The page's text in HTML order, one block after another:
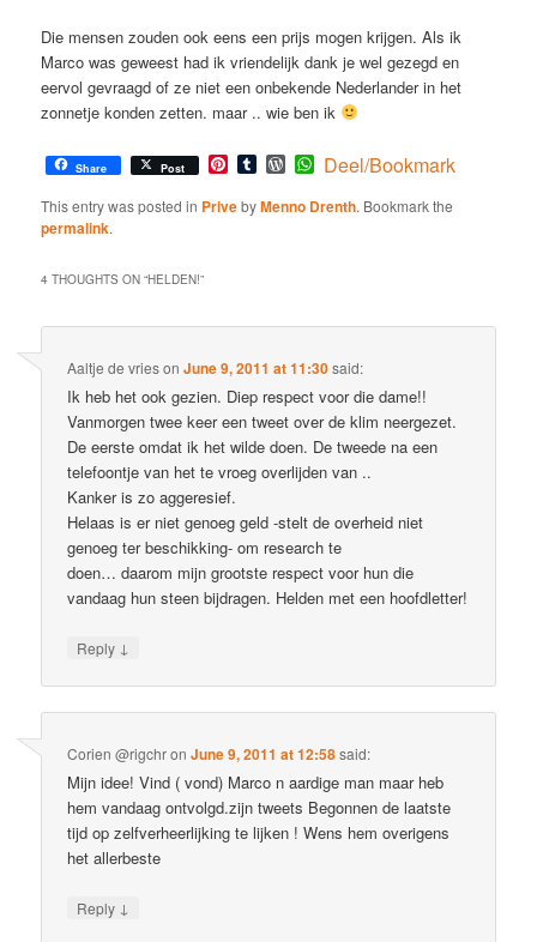
Die mensen zouden ook eens een prijs mogen krijgen. Als ik
Marco was geweest had ik vriendelijk dank je wel gezegd en
eervol gevraagd of ze niet een onbekende Nederlander in het
zonnetje konden zetten. maar .. wie ben ik
Share Post Pinterest
TumblrWordPress
WhatsApp
Deel/Bookmark
This entry was posted in PrivebyMenno Drenth. Bookmark the
permalink.
4 THOUGHTS ON “HELDEN!”
Aaltje de vriesonJune 9, 2011 at 11:30said:
Ik heb het ook gezien. Diep respect voor die dame!!
Vanmorgen twee keer een tweet over de klim neergezet.
De eerste omdat ik het wilde doen. De tweede na een
telefoontje van het te vroeg overlijden van ..
Kanker is zo aggeresief.
Helaas is er niet genoeg geld -stelt de overheid niet
genoeg ter beschikking- om research te
doen… daarom mijn grootste respect voor hun die
vandaag hun steen bijdragen. Helden met een hoofdletter!
Reply ↓
Corien @rigchronJune 9, 2011 at 12:58said:
Mijn idee! Vind ( vond) Marco n aardige man maar heb
hem vandaag ontvolgd.zijn tweets Begonnen de laatste
tijd op zelfverheerlijking te lijken ! Wens hem overigens
het allerbeste
Reply ↓